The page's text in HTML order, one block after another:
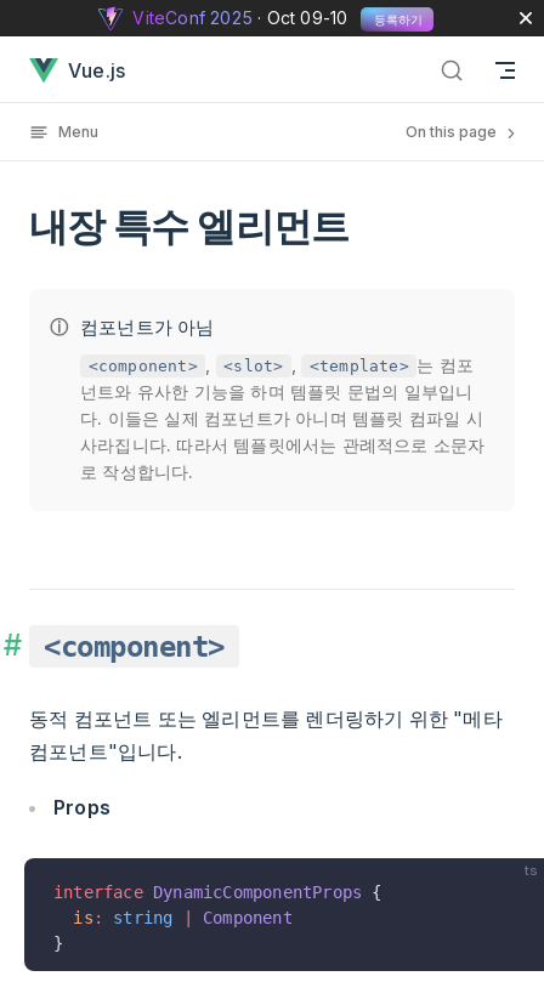
Skip to content
ViteConf 2025 · Oct 09-10 등록하기
Vue.js
Menu On this page
내장 특수 엘리먼트
컴포넌트가 아님
<component> <slot> <template> 는 컴포
넌트와 유사한 기능을 하며 템플릿 문법의 일부입니
다. 이들은 실제 컴포넌트가 아니며 템플릿 컴파일 시
사라집니다. 따라서 템플릿에서는 관례적으로 소문자
로 작성합니다.
<component>
동적 컴포넌트 또는 엘리먼트를 렌더링하기 위한 "메타
컴포넌트"입니다.
Props
ts
interface DynamicComponentProps {
  is
: string
Component
}